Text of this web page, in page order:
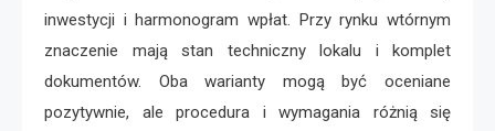
inwestycji i harmonogram wpłat. Przy rynku wtórnym
znaczenie mają stan techniczny lokalu i komplet
dokumentów. Oba warianty mogą być oceniane
pozytywnie, ale procedura i wymagania różnią się